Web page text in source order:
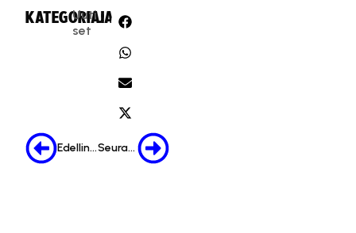
KATEGORIA:
Uuti
set
JAA:
Edellinen Seuraava